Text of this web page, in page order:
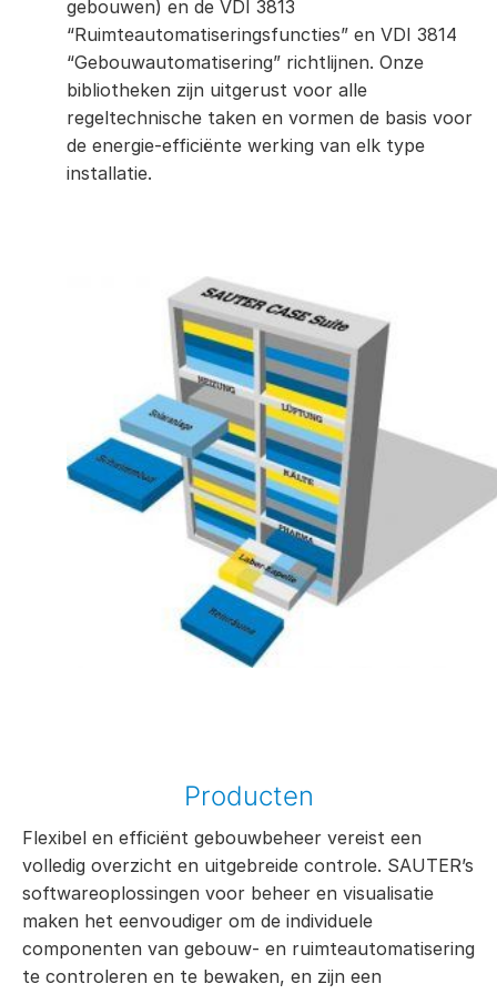
gebouwen) en de VDI 3813
“Ruimteautomatiseringsfuncties” en VDI 3814
“Gebouwautomatisering” richtlijnen. Onze
bibliotheken zijn uitgerust voor alle
regeltechnische taken en vormen de basis voor
de energie-efficiënte werking van elk type
installatie.
Producten
Flexibel en efficiënt gebouwbeheer vereist een
volledig overzicht en uitgebreide controle. SAUTER’s
softwareoplossingen voor beheer en visualisatie
maken het eenvoudiger om de individuele
componenten van gebouw- en ruimteautomatisering
te controleren en te bewaken, en zijn een